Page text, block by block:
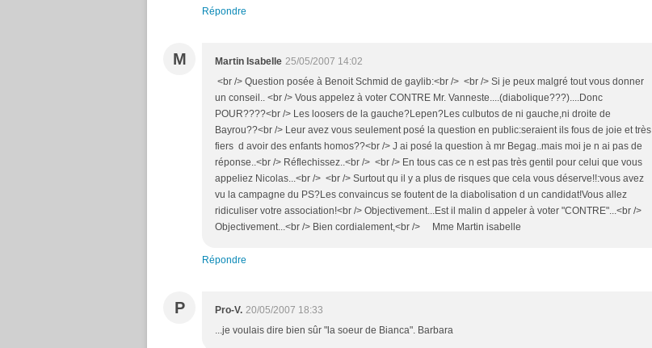
Répondre
M Martin Isabelle 25/05/2007 14:02
<br /> Question posée à Benoit Schmid de gaylib:<br /> <br /> Si je peux malgré tout vous donner
un conseil.. <br /> Vous appelez à voter CONTRE Mr. Vanneste....(diabolique???)....Donc
POUR????<br /> Les loosers de la gauche?Lepen?Les culbutos de ni gauche,ni droite de
Bayrou??<br /> Leur avez vous seulement posé la question en public:seraient ils fous de joie et très
fiers d avoir des enfants homos??<br /> J ai posé la question à mr Begag..mais moi je n ai pas de
réponse..<br /> Réflechissez..<br /> <br /> En tous cas ce n est pas très gentil pour celui que vous
appeliez Nicolas...<br /> <br /> Surtout qu il y a plus de risques que cela vous déserve!!:vous avez
vu la campagne du PS?Les convaincus se foutent de la diabolisation d un candidat!Vous allez
ridiculiser votre association!<br /> Objectivement...Est il malin d appeler à voter "CONTRE"...<br />
Objectivement...<br /> Bien cordialement,<br /> Mme Martin isabelle
Répondre
P Pro-V. 20/05/2007 18:33
...je voulais dire bien sûr "la soeur de Bianca". Barbara